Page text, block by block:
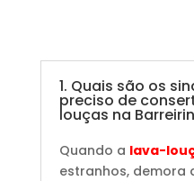
1. Quais são os
preciso de
louças na
Quando a lava-
estranhos, demora